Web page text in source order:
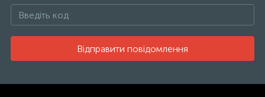
Відправити повідомлення